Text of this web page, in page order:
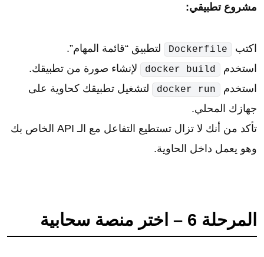
مشروع تطبيقي:
اكتب Dockerfile
لتطبيق “قائمة المهام”.
استخدم
docker build
لإنشاء صورة من تطبيقك.
استخدم
docker run
لتشغيل تطبيقك كحاوية على
جهازك المحلي.
تأكد من أنك لا تزال تستطيع التفاعل مع الـ API الخاص بك
وهو يعمل داخل الحاوية.
المرحلة 6 – اختر منصة سحابية